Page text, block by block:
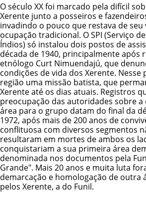
O século XX foi marcado pela difícil
Xerente junto a posseiros e
invadindo o pouco que restava de
ocupação tradicional. O SPI (Serviço
Índios) só instalou dois postos de
década de 1940, principalmente após
etnólogo Curt Nimuendajú, que
condições de vida dos Xerente. Nesse
região uma missão batista, que
Xerente até os dias atuais. Registros
preocupação das autoridades sobre a
área para o grupo datam do final da
1972, após mais de 200 anos de
conflituosa com diversos segmentos
resultaram em mortes de ambos os
conquistariam a sua primeira área
denominada nos documentos pela
Grande". Mais 20 anos e muita luta
demarcação e homologação de outra
pelos Xerente, a do Funil.